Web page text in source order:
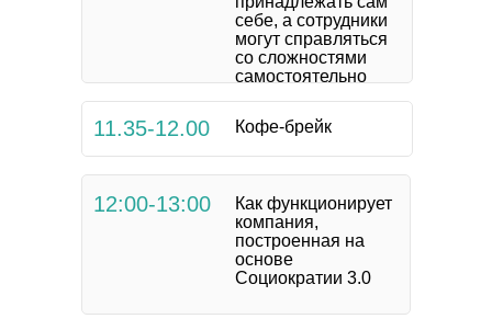
себе, а сотрудники
могут справляться
со сложностями
самостоятельно
Кофе-брейк
11.35-12.00
Как функционирует
компания,
построенная на
основе
Социократии 3.0
12:00-13:00